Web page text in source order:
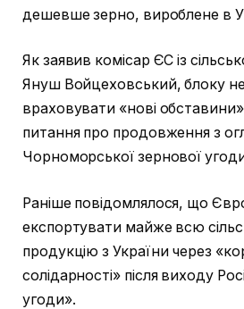
дешевше зерно, вироблене в
Як заявив комісар ЄС із
Януш Войцеховський, блоку
враховувати «нові обставини»
питання про продовження з
Чорноморської зернової
Раніше повідомлялося, що
експортувати майже всю
продукцію з України через
солідарності» після виходу
угоди».